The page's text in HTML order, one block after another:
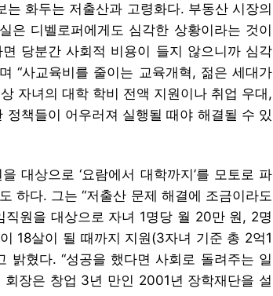
화두는 저출산과 고령화다. 부동산 시장의
은 디벨로퍼에게도 심각한 상황이라는 것이
당분간 사회적 비용이 들지 않으니까 심각
“사교육비를 줄이는 교육개혁, 젊은 세대가
자녀의 대학 학비 전액 지원이나 취업 우대,
책들이 어우러져 실행될 때야 해결될 수 있
대상으로 ‘요람에서 대학까지’를 모토로 파
하다. 그는 “저출산 문제 해결에 조금이라도
원을 대상으로 자녀 1명당 월 20만 원, 2명
18살이 될 때까지 지원(3자녀 기준 총 2억1
밝혔다. “성공을 했다면 사회로 돌려주는 일
장은 창업 3년 만인 2001년 장학재단을 설